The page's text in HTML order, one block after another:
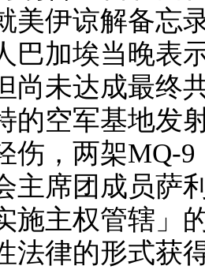
美伊谅解备忘
巴加埃当晚表
尚未达成最终
的空军基地发
伤，两架MQ-
主席团成员萨
施主权管辖」
法律的形式获